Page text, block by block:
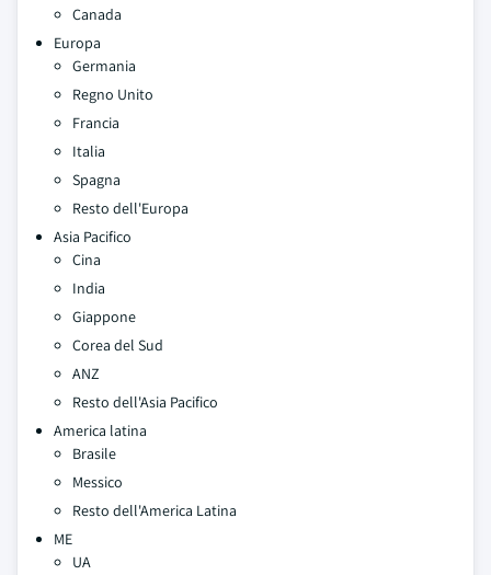
Canada
Europa
Germania
Regno Unito
Francia
Italia
Spagna
Resto dell'Europa
Asia Pacifico
Cina
India
Giappone
Corea del Sud
ANZ
Resto dell'Asia Pacifico
America latina
Brasile
Messico
Resto dell'America Latina
ME
UA